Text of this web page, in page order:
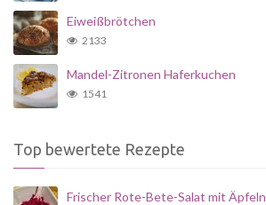
Eiweißbrötchen
2133
Mandel-Zitronen Haferkuchen
1541
Top bewertete Rezepte
Frischer Rote-Bete-Salat mit Äpfeln